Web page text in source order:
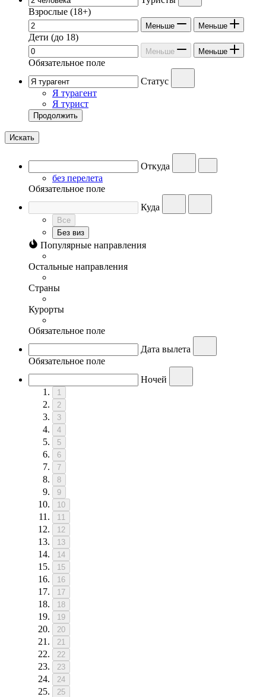
Взрослые (18+)
Меньше Меньше
Дети (до 18)
Меньше Меньше
Обязательное поле
Статус
Я турагент
Я турист
Продолжить
Искать
Откуда
без перелета
Обязательное поле
Куда
Все
Без виз
Популярные направления
Остальные направления
Страны
Курорты
Обязательное поле
Дата вылета
Обязательное поле
Ночей
1
2
3
4
5
6
7
8
9
10
11
12
13
14
15
16
17
18
19
20
21
22
23
24
25